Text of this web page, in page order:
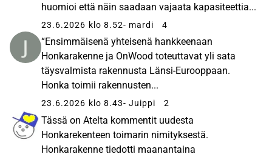
huomioi että näin saadaan vajaata kapasiteettia...
23.6.2026 klo 8.52- mardi 4
“Ensimmäisenä yhteisenä hankkeenaan
Honkarakenne ja OnWood toteuttavat yli sata
täysvalmista rakennusta Länsi-Eurooppaan.
Honka toimii rakennusten...
23.6.2026 klo 8.43- Juippi 2
Tässä on Atelta kommentit uudesta
Honkarekenteen toimarin nimityksestä.
Honkarakenne tiedotti maanantaina